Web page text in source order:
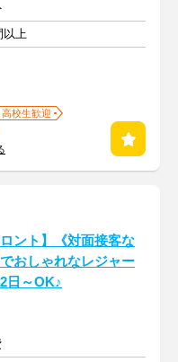
以上
高校生歓迎
ロント】《対面接客な
おしゃれなレジャー
日～OK♪